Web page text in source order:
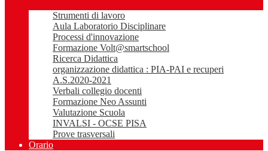
Strumenti di lavoro
Aula Laboratorio Disciplinare
Processi d'innovazione
Formazione Volt@smartschool
Ricerca Didattica
organizzazione didattica : PIA-PAI e recuperi
A.S.2020-2021
Verbali collegio docenti
Formazione Neo Assunti
Valutazione Scuola
INVALSI - OCSE PISA
Prove trasversali
Orario